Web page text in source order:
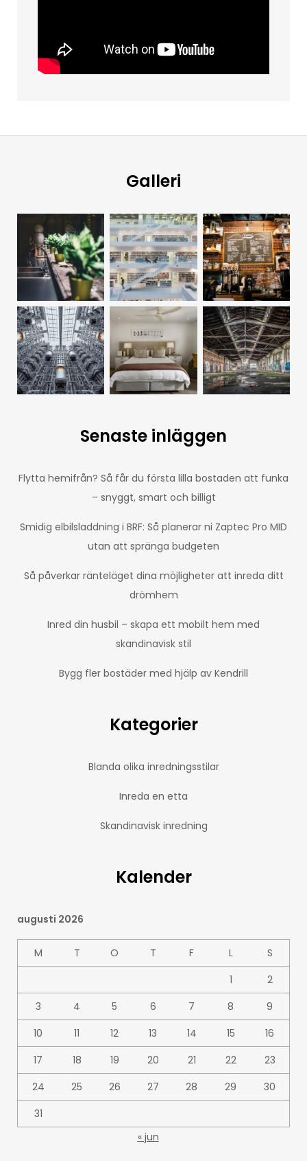
Galleri
Senaste inläggen
Flytta hemifrån? Så får du första lilla bostaden att funka
– snyggt, smart och billigt
Smidig elbilsladdning i BRF: Så planerar ni Zaptec Pro MID
utan att spränga budgeten
Så påverkar ränteläget dina möjligheter att inreda ditt
drömhem
Inred din husbil – skapa ett mobilt hem med
skandinavisk stil
Bygg fler bostäder med hjälp av Kendrill
Kategorier
Blanda olika inredningsstilar
Inreda en etta
Skandinavisk inredning
Kalender
augusti 2026
M T O T F L
S
1
2
3
4 5 6 7 8
9
10
11 12 13 14 15
16
17
18 19 20 21 22
23
24
25 26 27 28 29
30
31
« jun